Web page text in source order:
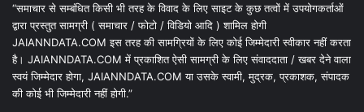
“समाचार से सम्बंधित किसी भी तरह के विवाद के लिए साइट के कुछ तत्वों में उपयोगकर्ताओं
द्वारा प्रस्तुत सामग्री ( समाचार / फोटो / विडियो आदि ) शामिल होगी
JAIANNDATA.COM इस तरह की सामग्रियों के लिए कोई जिम्मेदारी स्वीकार नहीं करता
है। JAIANNDATA.COM में प्रकाशित ऐसी सामग्री के लिए संवाददाता / खबर देने वाला
स्वयं जिम्मेदार होगा, JAIANNDATA.COM या उसके स्वामी, मुद्रक, प्रकाशक, संपादक
की कोई भी जिम्मेदारी नहीं होगी.”